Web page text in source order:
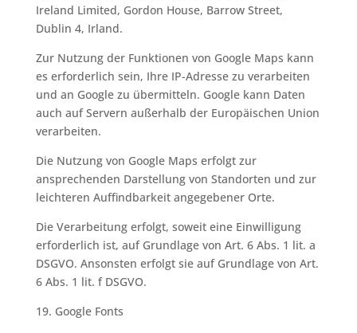
Ireland Limited, Gordon House, Barrow Street,
Dublin 4, Irland.
Zur Nutzung der Funktionen von Google Maps kann
es erforderlich sein, Ihre IP-Adresse zu verarbeiten
und an Google zu übermitteln. Google kann Daten
auch auf Servern außerhalb der Europäischen Union
verarbeiten.
Die Nutzung von Google Maps erfolgt zur
ansprechenden Darstellung von Standorten und zur
leichteren Auffindbarkeit angegebener Orte.
Die Verarbeitung erfolgt, soweit eine Einwilligung
erforderlich ist, auf Grundlage von Art. 6 Abs. 1 lit. a
DSGVO. Ansonsten erfolgt sie auf Grundlage von Art.
6 Abs. 1 lit. f DSGVO.
19. Google Fonts